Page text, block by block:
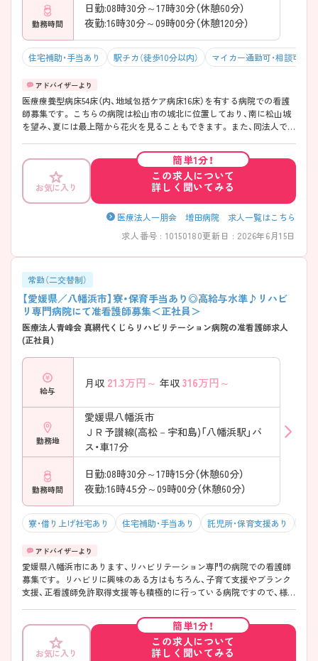
勤務時間
日勤:08時30分～17時30分（休憩60分）
夜勤:16時30分～09時00分（休憩120分）
住宅補助・手当あり 駅チカ（徒歩10分以内） マイカー通勤可・相談可
医療療養型病床54床（内、地域包括ケア病床16床）を有する病院での看護
師募集です。 こちらの病院は松山市の城北に位置しており、南に松山城
を望み、夏には最上階から花火を見ることもできます。 また、同法人では
した医療を提供されています。 年間休日122日、残業ほぼなしと仕事とプ
ライベートとのメリハリをつけた働き方が可能な環境です。ご興味のあ
る方は担当アドバイザーまでお気軽にお問合せ下さい。
お気に入り
簡単1分！
この求人について
詳しく聞いてみる
医療法人一朋会 増田病院 求人一覧はこちら
求人番号 : 10150180更新日 : 2026年6月15日
常勤（二交替制）
【愛媛県／八幡浜市】寮・保育手当あり◎高給与水準♪リハビ
リ専門病院にて准看護師募集＜正社員＞
医療法人青峰会 真網代くじらリハビリテーション病院の准看護師求人
(正社員)
給与
月収 21.3万円～ 年収 316万円～
勤務地
愛媛県八幡浜市
ＪＲ予讃線(高松－宇和島)「八幡浜駅」バ
ス・車17分
勤務時間
日勤:08時30分～17時15分（休憩60分）
夜勤:16時45分～09時00分（休憩60分）
寮・借り上げ社宅あり 住宅補助・手当あり 託児所・保育支援あり
愛媛県八幡浜市にあります、リハビリテーション専門の病院での看護師
募集です。 リハビリに興味のある方はもちろん、子育て支援やブランク
支援、正看護師免許取得支援等も積極的に行っている病院ですので、様々
アドバイザーまでお気軽にお問い合わせください。
お気に入り
簡単1分！
この求人について
詳しく聞いてみる